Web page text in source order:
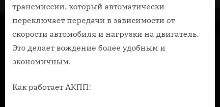
трансмиссии, который автоматически
переключает передачи в зависимости от
скорости автомобиля и нагрузки на двигатель.
Это делает вождение более удобным и
экономичным.
Как работает АКПП: